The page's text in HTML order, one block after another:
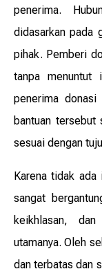
penerima.
didasarkan pada
pihak. Pemberi
tanpa menuntut
penerima
bantuan
sesuai dengan
Karena tidak
sangat
keikhlasan,
utamanya. Oleh
dan terbatas dan